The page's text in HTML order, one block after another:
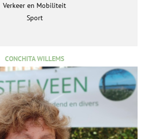
Verkeer en Mobiliteit
Sport
CONCHITA WILLEMS